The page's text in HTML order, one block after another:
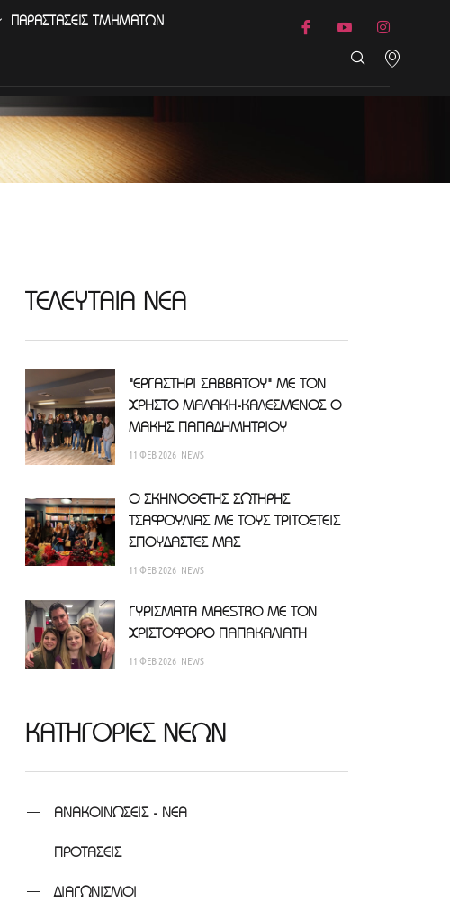
ΠΑΡΑΣΤΑΣΕΙΣ ΤΜΗΜΑΤΩΝ
ΤΕΛΕΥΤΑΙΑ ΝΕΑ
"ΕΡΓΑΣΤΗΡΙ ΣΑΒΒΑΤΟΥ" ΜΕ ΤΟΝ
ΧΡΗΣΤΟ ΜΑΛΑΚΗ-ΚΑΛΕΣΜΕΝΟΣ Ο
ΜΑΚΗΣ ΠΑΠΑΔΗΜΗΤΡΙΟΥ
11 ΦΕΒ 2026 NEWS
Ο ΣΚΗΝΟΘΕΤΗΣ ΣΩΤΗΡΗΣ
ΤΣΑΦΟΥΛΙΑΣ ΜΕ ΤΟΥΣ ΤΡΙΤΟΕΤΕΙΣ
ΣΠΟΥΔΑΣΤΕΣ ΜΑΣ
11 ΦΕΒ 2026 NEWS
ΓΥΡΙΣΜΑΤΑ MAESTRO ΜΕ ΤΟΝ
ΧΡΙΣΤΟΦΟΡΟ ΠΑΠΑΚΑΛΙΑΤΗ
11 ΦΕΒ 2026 NEWS
ΚΑΤΗΓΟΡΙΕΣ ΝΕΩΝ
ΑΝΑΚΟΙΝΩΣΕΙΣ - ΝΕΑ
ΠΡΟΤΑΣΕΙΣ
ΔΙΑΓΩΝΙΣΜΟΙ